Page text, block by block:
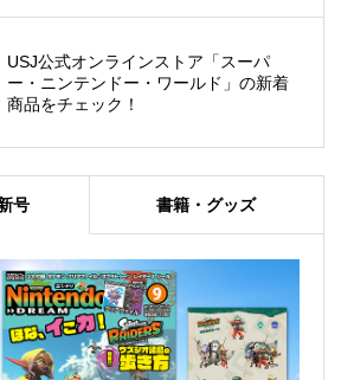
USJ公式オンラインストア「スーパ
ー・ニンテンドー・ワールド」の新着
商品をチェック！
号 書籍・グッズ